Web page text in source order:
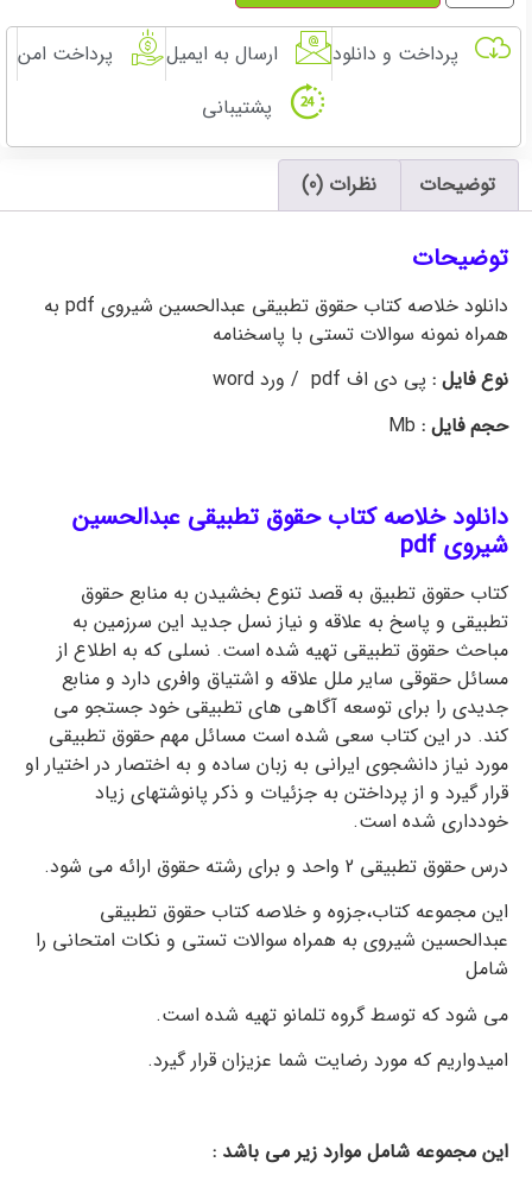
پرداخت و دانلود ارسال به ایمیل
پرداخت امن
پشتیبانی
توضیحات نظرات (0)
توضیحات
دانلود خلاصه کتاب حقوق تطبیقی عبدالحسین شیروی pdf به
همراه نمونه سوالات تستی با پاسخنامه
نوع فایل : پی دی اف pdf / ورد word
حجم فایل :
دانلود خلاصه کتاب حقوق تطبیقی عبدالحسین
شیرویpdf
کتاب حقوق تطبیق به قصد تنوع بخشیدن به منابع حقوق
تطبیقی و پاسخ به علاقه و نیاز نسل جدید این سرزمین به
مباحث حقوق تطبیقی تهیه شده است. نسلی که به اطلاع از
مسائل حقوقی سایر ملل علاقه و اشتیاق وافری دارد و منابع
جدیدی را برای توسعه آگاهی های تطبیقی خود جستجو می
کند. در این کتاب سعی شده است مسائل مهم حقوق تطبیقی
مورد نیاز دانشجوی ایرانی به زبان ساده و به اختصار در اختیار او
قرار گیرد و از پرداختن به جزئیات و ذکر پانوشتهای زیاد
خودداری شده است.
درس حقوق تطبیقی 2 واحد و برای رشته حقوق ارائه می شود.
این مجموعه کتاب،جزوه و خلاصه کتاب حقوق تطبیقی
عبدالحسین شیروی به همراه سوالات تستی و نکات امتحانی را
شامل
می شود که توسط گروه تلمانو تهیه شده است.
امیدواریم که مورد رضایت شما عزیزان قرار گیرد.
این مجموعه شامل موارد زیر می باشد :